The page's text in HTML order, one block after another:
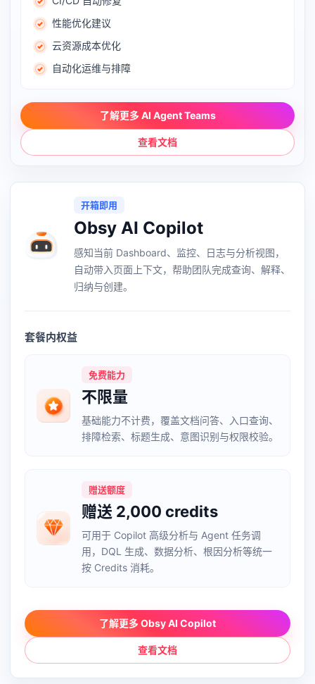
性能优化建议
云资源成本优化
自动化运维与排障
了解更多 AI Agent Teams
查看文档
开箱即用
Obsy AI Copilot
感知当前 Dashboard、监控、日志与分析视图，
自动带入页面上下文，帮助团队完成查询、解释、
归纳与创建。
套餐内权益
免费能力
不限量
基础能力不计费，覆盖文档问答、入口查询、
排障检索、标题生成、意图识别与权限校验。
赠送额度
赠送 2,000 credits
可用于 Copilot 高级分析与 Agent 任务调
用，DQL 生成、数据分析、根因分析等统一
按 Credits 消耗。
了解更多 Obsy AI Copilot
查看文档